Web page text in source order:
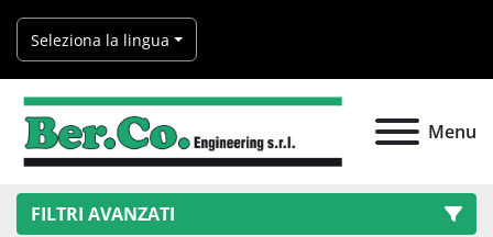
Seleziona la lingua
Menu
FILTRI AVANZATI